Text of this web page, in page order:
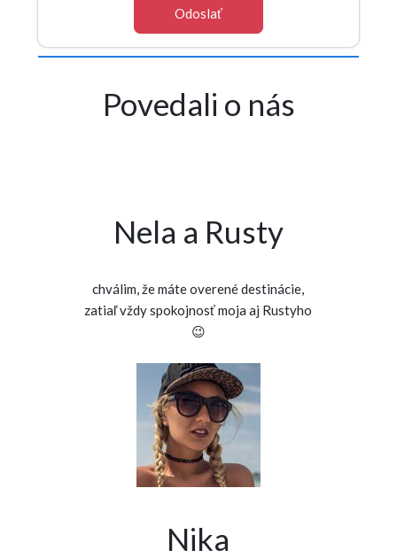
Povedali o nás
Nela a Rusty
chválim, že máte overené destinácie,
zatiaľ vždy spokojnosť moja aj Rustyho
😉
Nika